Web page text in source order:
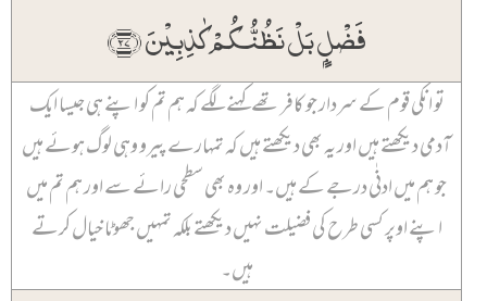
فَضۡلٍۭ بَلۡ نَظُنُّکُمۡ کٰذِبِیۡنَ ﴿۲۷﴾
تو انکی قوم کے سردار جو کافر تھے کہنے لگے کہ ہم تم کو اپنے ہی جیسا ایک
آدمی دیکھتے ہیں اور یہ بھی دیکھتے ہیں کہ تمہارے پیرو وہی لوگ ہوئے ہیں
جو ہم میں ادنٰی درجے کے ہیں۔ اور وہ بھی سطحی رائے سے اور ہم تم میں
اپنے اوپر کسی طرح کی فضیلت نہیں دیکھتے بلکہ تمہیں جھوٹا خیال کرتے
ہیں۔